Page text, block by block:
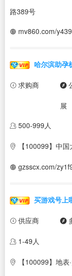
路389号
mv860.com/
哈尔滨助孕
求购商
展
500-999人
【100099】中
gzsscx.com/
买游戏号上
供应商
1-49人
【100099】地表